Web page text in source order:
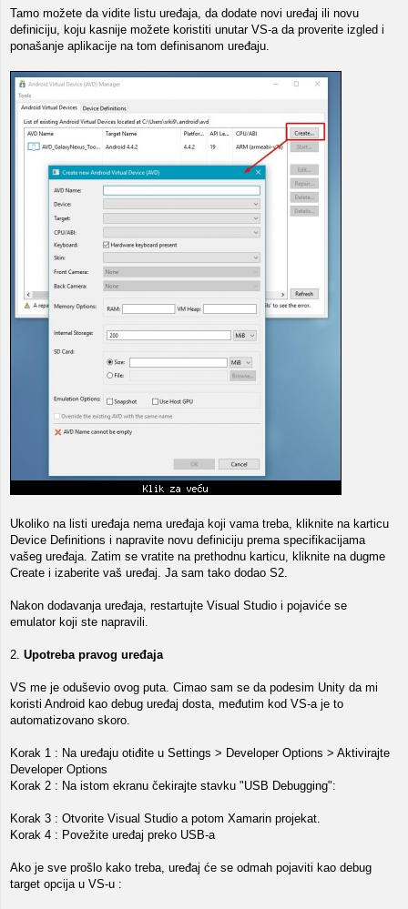
Tamo možete da vidite listu uređaja, da dodate novi uređaj ili novu
definiciju, koju kasnije možete koristiti unutar VS-a da proverite izgled i
ponašanje aplikacije na tom definisanom uređaju.
Ukoliko na listi uređaja nema uređaja koji vama treba, kliknite na karticu
Device Definitions i napravite novu definiciju prema specifikacijama
vašeg uređaja. Zatim se vratite na prethodnu karticu, kliknite na dugme
Create i izaberite vaš uređaj. Ja sam tako dodao S2.
Nakon dodavanja uređaja, restartujte Visual Studio i pojaviće se
emulator koji ste napravili.
2. Upotreba pravog uređaja
VS me je oduševio ovog puta. Cimao sam se da podesim Unity da mi
koristi Android kao debug uređaj dosta, međutim kod VS-a je to
automatizovano skoro.
Korak 1 : Na uređaju otiđite u Settings > Developer Options > Aktivirajte
Developer Options
Korak 2 : Na istom ekranu čekirajte stavku "USB Debugging":
Korak 3 : Otvorite Visual Studio a potom Xamarin projekat.
Korak 4 : Povežite uređaj preko USB-a
Ako je sve prošlo kako treba, uređaj će se odmah pojaviti kao debug
target opcija u VS-u :